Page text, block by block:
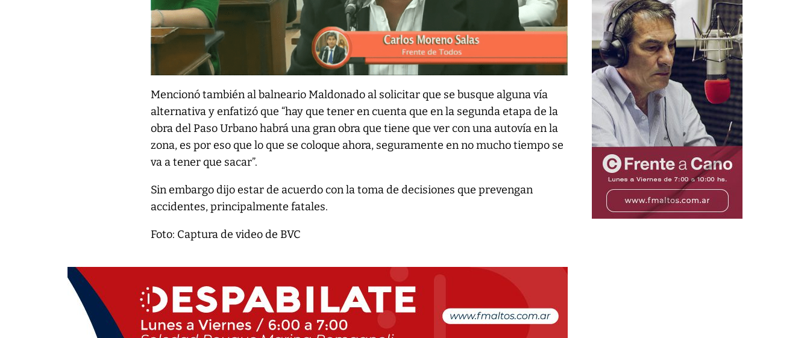
Mencionó también al balneario Maldonado al solicitar que se busque alguna vía
alternativa y enfatizó que “hay que tener en cuenta que en la segunda etapa de la
obra del Paso Urbano habrá una gran obra que tiene que ver con una autovía en la
zona, es por eso que lo que se coloque ahora, seguramente en no mucho tiempo se
va a tener que sacar”.
Sin embargo dijo estar de acuerdo con la toma de decisiones que prevengan
accidentes, principalmente fatales.
Foto: Captura de video de BVC